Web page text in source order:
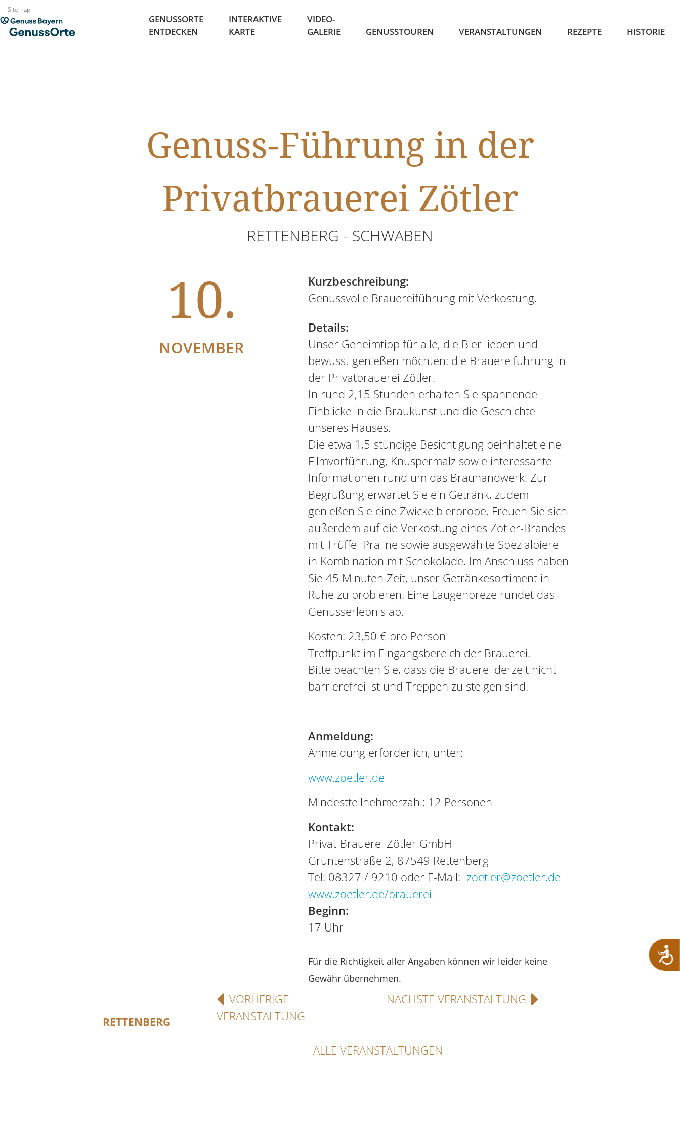
Zum
Inhalt
springen
Sitemap
GENUSSORTE
ENTDECKEN
INTERAKTIVE
KARTE
VIDEO-
GALERIE
GENUSSTOUREN VERANSTALTUNGEN REZEPTE HISTORIE
Genuss-Führung in der
Privatbrauerei Zötler
RETTENBERG - SCHWABEN
10.
NOVEMBER
Kurzbeschreibung:
Genussvolle Brauereiführung mit Verkostung.
Details:
Unser Geheimtipp für alle, die Bier lieben und
bewusst genießen möchten: die Brauereiführung in
der Privatbrauerei Zötler.
In rund 2,15 Stunden erhalten Sie spannende
Einblicke in die Braukunst und die Geschichte
unseres Hauses.
Die etwa 1,5-stündige Besichtigung beinhaltet eine
Filmvorführung, Knuspermalz sowie interessante
Informationen rund um das Brauhandwerk. Zur
Begrüßung erwartet Sie ein Getränk, zudem
genießen Sie eine Zwickelbierprobe. Freuen Sie sich
außerdem auf die Verkostung eines Zötler-Brandes
mit Trüffel-Praline sowie ausgewählte Spezialbiere
in Kombination mit Schokolade. Im Anschluss haben
Sie 45 Minuten Zeit, unser Getränkesortiment in
Ruhe zu probieren. Eine Laugenbreze rundet das
Genusserlebnis ab.
Kosten: 23,50 € pro Person
Treffpunkt im Eingangsbereich der Brauerei.
Bitte beachten Sie, dass die Brauerei derzeit nicht
barrierefrei ist und Treppen zu steigen sind.
Anmeldung:
Anmeldung erforderlich, unter:
www.zoetler.de
Mindestteilnehmerzahl: 12 Personen
Kontakt:
Privat-Brauerei Zötler GmbH
Grüntenstraße 2, 87549 Rettenberg
Tel: 08327 / 9210 oder E-Mail: zoetler@zoetler.de
www.zoetler.de/brauerei
Beginn:
17 Uhr
Für die Richtigkeit aller Angaben können wir leider keine
Gewähr übernehmen.
RETTENBERG
VORHERIGE
VERANSTALTUNG
NÄCHSTE VERANSTALTUNG
ALLE VERANSTALTUNGEN